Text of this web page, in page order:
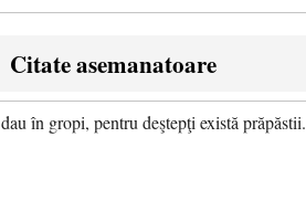
Citate asemanatoare
în gropi, pentru deştepţi există prăpăstii.